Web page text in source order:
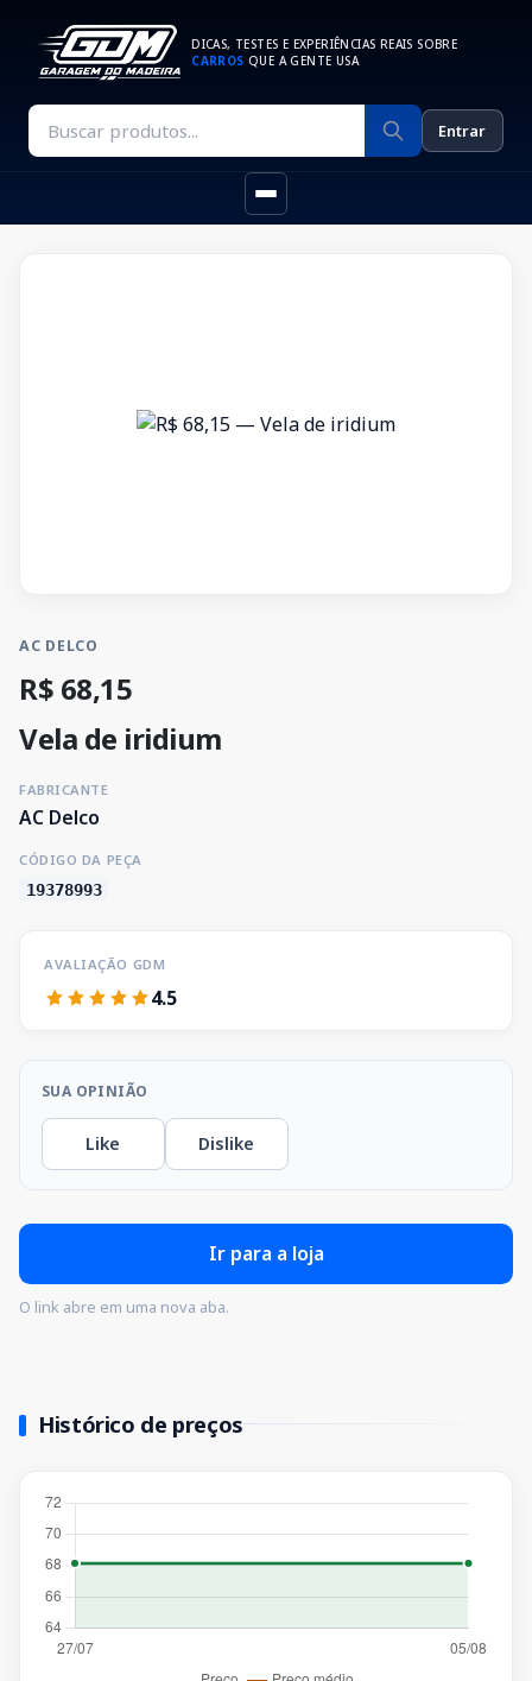
DICAS, TESTES E EXPERIÊNCIAS REAIS SOBRE
CARROS QUE A GENTE USA
Entrar
AC DELCO
R$ 68,15
Vela de iridium
FABRICANTE
AC Delco
CÓDIGO DA PEÇA
19378993
AVALIAÇÃO GDM
4.5
SUA OPINIÃO
Like Dislike
Ir para a loja
O link abre em uma nova aba.
Histórico de preços